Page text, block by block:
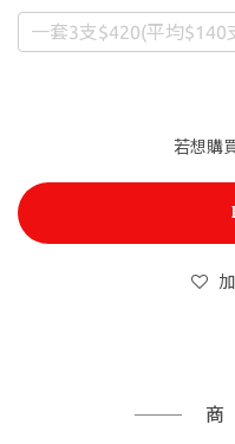
一套3支$420(平均$140
若想購